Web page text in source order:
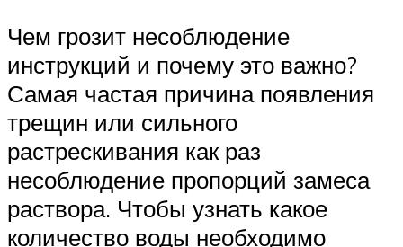
Чем грозит несоблюдение
инструкций и почему это важно?
Самая частая причина появления
трещин или сильного
растрескивания как раз
несоблюдение пропорций замеса
раствора. Чтобы узнать какое
количество воды необходимо